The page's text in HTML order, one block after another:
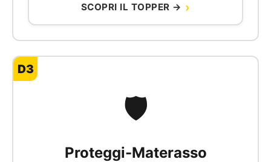
SCOPRI IL TOPPER →
D3
🛡️
Proteggi-Materasso